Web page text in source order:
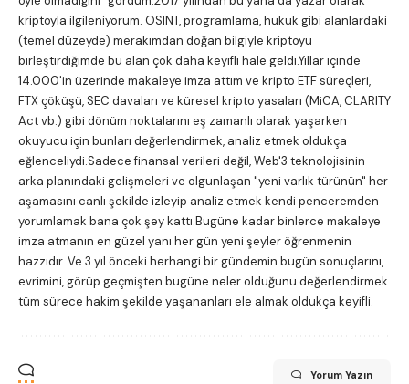
kriptoyla ilgileniyorum. OSINT, programlama, hukuk gibi alanlardaki
(temel düzeyde) merakımdan doğan bilgiyle kriptoyu
birleştirdiğimde bu alan çok daha keyifli hale geldi.Yıllar içinde
14.000'in üzerinde makaleye imza attım ve kripto ETF süreçleri,
FTX çöküşü, SEC davaları ve küresel kripto yasaları (MiCA, CLARITY
Act vb.) gibi dönüm noktalarını eş zamanlı olarak yaşarken
okuyucu için bunları değerlendirmek, analiz etmek oldukça
eğlenceliydi.Sadece finansal verileri değil, Web'3 teknolojisinin
arka planındaki gelişmeleri ve olgunlaşan "yeni varlık türünün" her
aşamasını canlı şekilde izleyip analiz etmek kendi penceremden
yorumlamak bana çok şey kattı.Bugüne kadar binlerce makaleye
imza atmanın en güzel yanı her gün yeni şeyler öğrenmenin
hazzıdır. Ve 3 yıl önceki herhangi bir gündemin bugün sonuçlarını,
evrimini, görüp geçmişten bugüne neler olduğunu değerlendirmek
tüm sürece hakim şekilde yaşananları ele almak oldukça keyifli.
Yorum Yazın